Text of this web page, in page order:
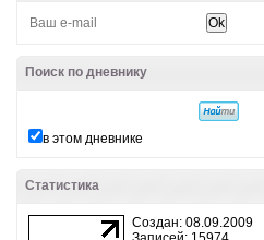
Поиск по дневнику
в этом дневнике
Статистика
Создан: 08.09.2009